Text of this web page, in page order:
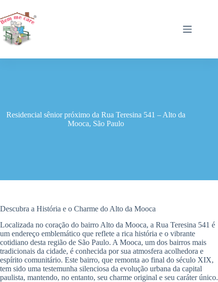
para
o
conteúdo
Residencial sênior próximo da Rua Teresina 541 – Alto da
Mooca, São Paulo
Descubra a História e o Charme do Alto da Mooca
Localizada no coração do bairro Alto da Mooca, a Rua Teresina 541 é
um endereço emblemático que reflete a rica história e o vibrante
cotidiano desta região de São Paulo. A Mooca, um dos bairros mais
tradicionais da cidade, é conhecida por sua atmosfera acolhedora e
espírito comunitário. Este bairro, que remonta ao final do século XIX,
tem sido uma testemunha silenciosa da evolução urbana da capital
paulista, mantendo, no entanto, seu charme original e seu caráter único.